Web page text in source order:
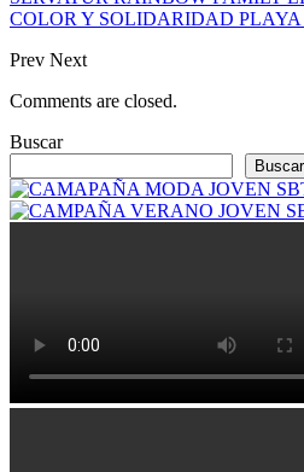
COLOR Y SOLIDARIDAD
Prev Next
Comments are closed.
Buscar
Buscar